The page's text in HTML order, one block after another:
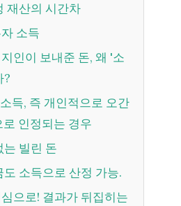
재산의 시간차
자 소득
?
인정되는 경우
는 빌린 돈
도 소득으로 산정 가능.